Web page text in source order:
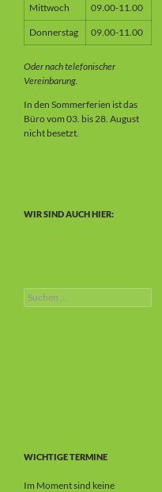
Mittwoch 09.00-11.00
Donnerstag 09.00-11.00
Oder nach telefonischer
Vereinbarung.
In den Sommerferien ist das
Büro vom 03. bis 28. August
nicht besetzt.
WIR SIND AUCH HIER:
Suchen
nach:
WICHTIGE TERMINE
Im Moment sind keine